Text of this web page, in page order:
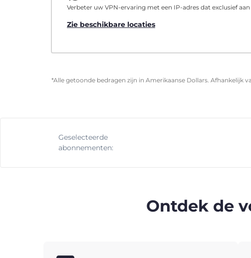
Verbeter uw VPN-ervaring met een IP-adres dat exclusief
Zie beschikbare locaties
*Alle getoonde bedragen zijn in Amerikaanse Dollars. Afhankelijk
Geselecteerde
abonnementen:
Ontdek de